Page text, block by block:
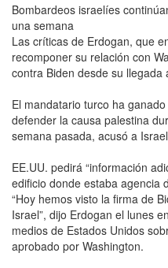
Bombardeos israelíes
una semana
Las críticas de Erdogan, que
recomponer su relación con
contra Biden desde su llegada
El mandatario turco ha
defender la causa palestina
semana pasada, acusó a
EE.UU. pedirá “información
edificio donde estaba agencia
“Hoy hemos visto la firma de
Israel”, dijo Erdogan el lunes
medios de Estados Unidos
aprobado por Washington.